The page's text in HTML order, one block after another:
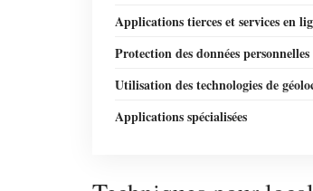
Applications tierces et services en
Protection des données personnelles
Utilisation des technologies de
Applications spécialisées